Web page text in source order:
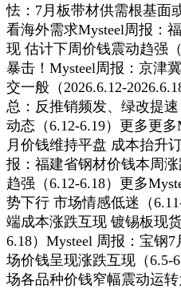
怯：7月板带材供需根基面
看海外需求Mysteel周报：
现 估计下周价钱震动趋强
暴击！Mysteel周报：京津
交一般（2026.6.12-
总：反推销频发、绿改提
动态（6.12-6.19）更多更
月价钱维持平盘 成本抬升
报：福建省钢材价钱本周
趋强（6.12-6.18）更多
势下行 市场情感低迷（
端成本涨跌互现 镀锡板现
6.18）Mysteel 周报：宝钢
场价钱呈现涨跌互现（6.5-
场各品种价钱窄幅震动运